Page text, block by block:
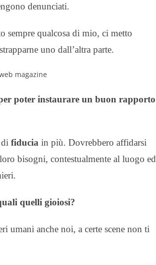
denunciati.
sempre qualcosa di mio, ci metto
uno dall’altra parte.
poter instaurare un buon rapporto
fiducia in più. Dovrebbero affidarsi
bisogni, contestualmente al luogo ed
quelli gioiosi?
umani anche noi, a certe scene non ti